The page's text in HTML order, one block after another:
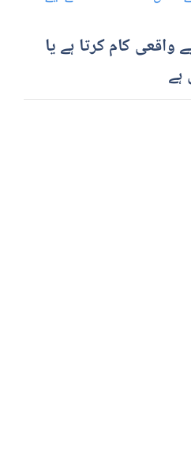
کے لیے واقعی کام کرتا ہے یا
ہے